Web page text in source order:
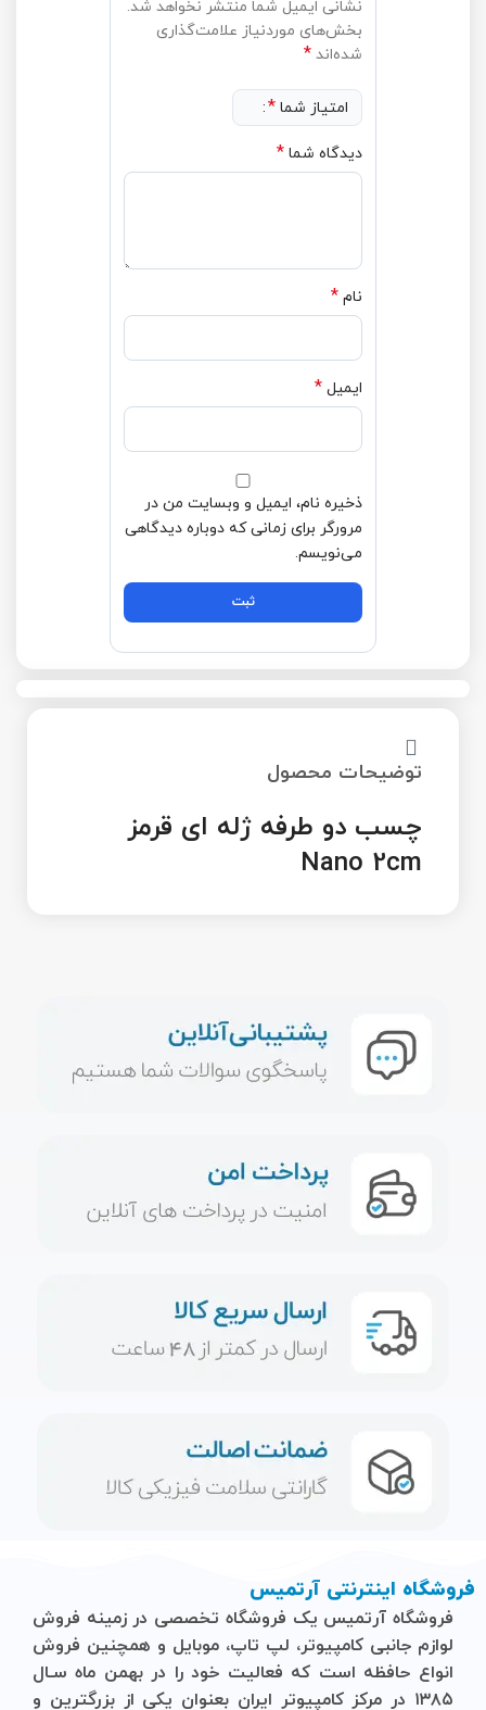
نشانی ایمیل شما منتشر نخواهد شد.
بخش‌های موردنیاز علامت‌گذاری
شده‌اند *
امتیاز شما *
دیدگاه شما *
نام *
ایمیل *
ذخیره نام، ایمیل و وبسایت من در
مرورگر برای زمانی که دوباره دیدگاهی
می‌نویسم.
توضیحات محصول
چسب دو طرفه ژله ای قرمز
Nano 2cm
فروشگاه اینترنتی آرتمیس
فروشگاه آرتمیس یک فروشگاه تخصصی در زمینه فروش
لوازم جانبی کامپیوتر، لپ تاپ، موبایل و ‌همچنین فروش
انواع حافظه است که فعالیت خود را در بهمن ماه سـال
۱۳۸۵ در مرکز کامپیوتر ایران بعنوان یکی از بزرگترین و